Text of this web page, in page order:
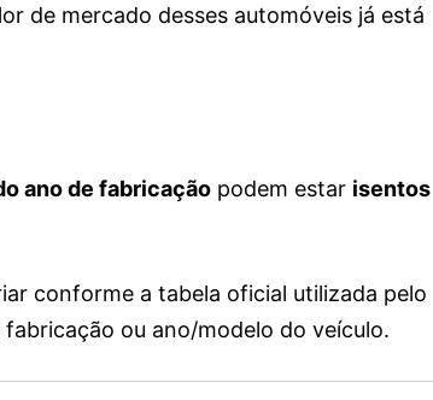
de mercado desses automóveis já está
ano de fabricação podem estar isentos
conforme a tabela oficial utilizada pelo
ou ano/modelo do veículo.